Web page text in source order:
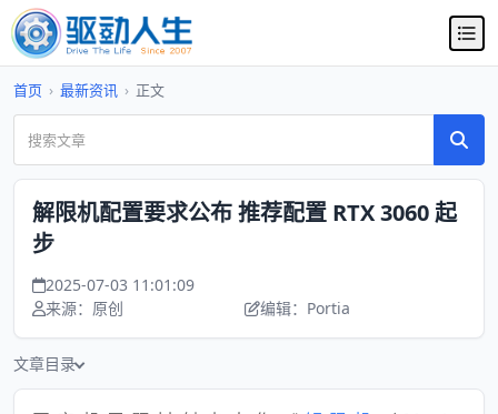
首页 › 最新资讯 › 正文
解限机配置要求公布 推荐配置 RTX 3060 起
步
2025-07-03 11:01:09
来源：原创
编辑：Portia
文章目录